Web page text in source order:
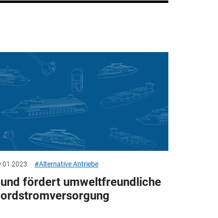
#Alternative Antriebe
fördert umweltfreundliche